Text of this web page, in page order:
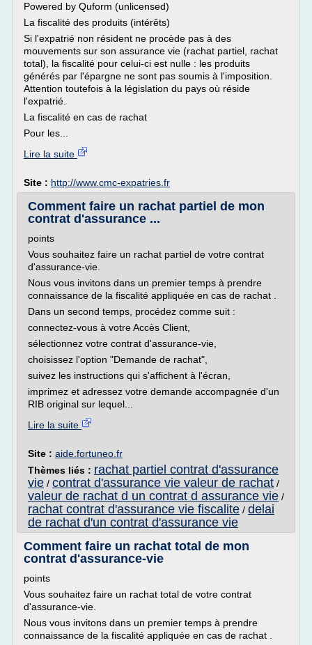
Powered by Quform (unlicensed)
La fiscalité des produits (intérêts)
Si l'expatrié non résident ne procède pas à des
mouvements sur son assurance vie (rachat partiel, rachat
total), la fiscalité pour celui-ci est nulle : les produits
générés par l'épargne ne sont pas soumis à l'imposition.
Attention toutefois à la législation du pays où réside
l'expatrié.
La fiscalité en cas de rachat
Pour les...
Lire la suite
Site : http://www.cmc-expatries.fr
Comment faire un rachat partiel de mon
contrat d'assurance ...
points
Vous souhaitez faire un rachat partiel de votre contrat
d'assurance-vie.
Nous vous invitons dans un premier temps à prendre
connaissance de la fiscalité appliquée en cas de rachat .
Dans un second temps, procédez comme suit :
connectez-vous à votre Accès Client,
sélectionnez votre contrat d'assurance-vie,
choisissez l'option "Demande de rachat",
suivez les instructions qui s'affichent à l'écran,
imprimez et adressez votre demande accompagnée d'un
RIB original sur lequel...
Lire la suite
Site : aide.fortuneo.fr
Thèmes liés : rachat partiel contrat d'assurance
vie / contrat d'assurance vie valeur de rachat /
valeur de rachat d un contrat d assurance vie /
rachat contrat d'assurance vie fiscalite / delai
de rachat d'un contrat d'assurance vie
Comment faire un rachat total de mon
contrat d'assurance-vie
points
Vous souhaitez faire un rachat total de votre contrat
d'assurance-vie.
Nous vous invitons dans un premier temps à prendre
connaissance de la fiscalité appliquée en cas de rachat .